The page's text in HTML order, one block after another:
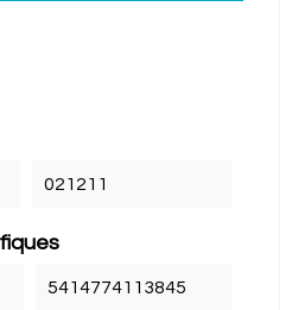
021211
5414774113845